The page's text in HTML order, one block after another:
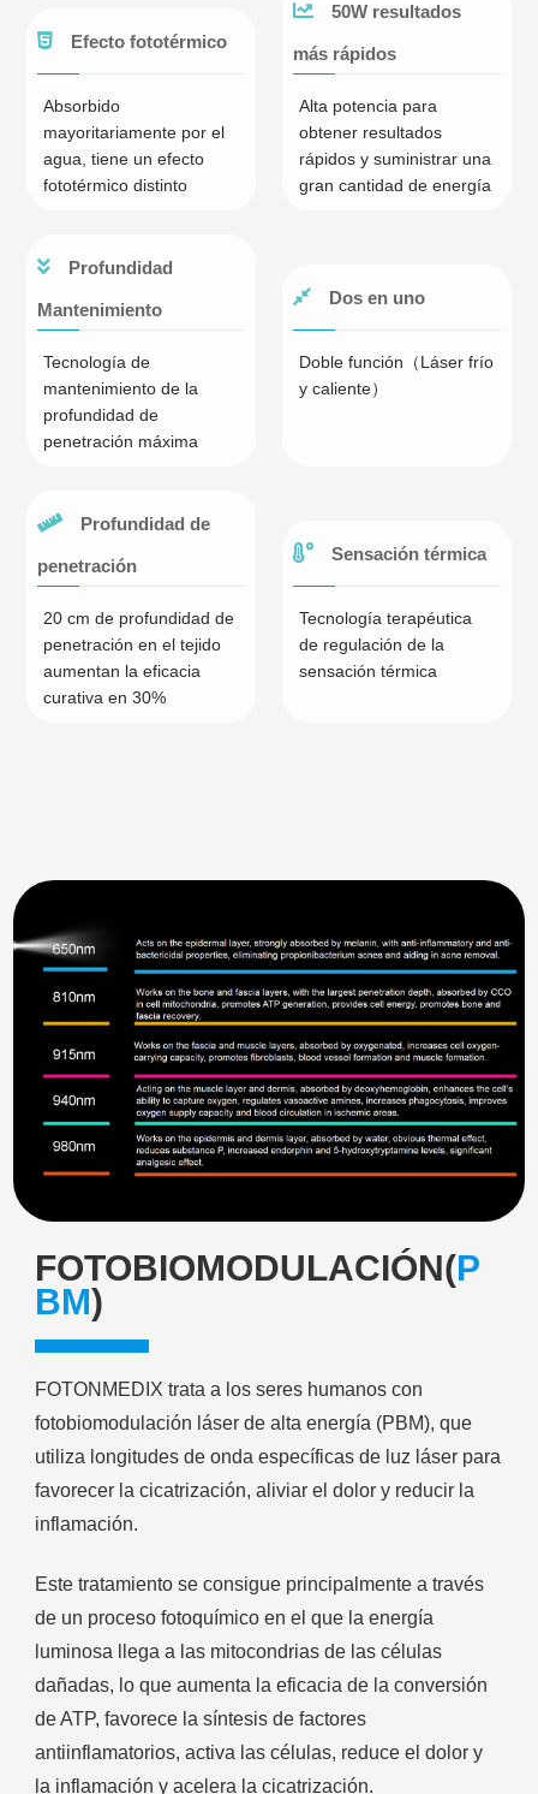
Efecto fototérmico
Absorbido
mayoritariamente por el
agua, tiene un efecto
fototérmico distinto
50W resultados
más rápidos
Alta potencia para
obtener resultados
rápidos y suministrar una
gran cantidad de energía
Profundidad
Mantenimiento
Tecnología de
mantenimiento de la
profundidad de
penetración máxima
Dos en uno
Doble función（Láser frío
y caliente）
Profundidad de
penetración
20 cm de profundidad de
penetración en el tejido
aumentan la eficacia
curativa en 30%
Sensación térmica
Tecnología terapéutica
de regulación de la
sensación térmica
FOTOBIOMODULACIÓN(P
BM)
FOTONMEDIX trata a los seres humanos con
fotobiomodulación láser de alta energía (PBM), que
utiliza longitudes de onda específicas de luz láser para
favorecer la cicatrización, aliviar el dolor y reducir la
inflamación.
Este tratamiento se consigue principalmente a través
de un proceso fotoquímico en el que la energía
luminosa llega a las mitocondrias de las células
dañadas, lo que aumenta la eficacia de la conversión
de ATP, favorece la síntesis de factores
antiinflamatorios, activa las células, reduce el dolor y
la inflamación y acelera la cicatrización.